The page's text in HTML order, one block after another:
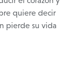
quiere decir
pierde su vida